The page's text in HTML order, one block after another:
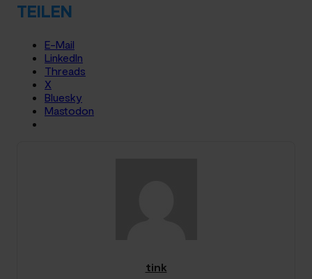
TEILEN
E-Mail
LinkedIn
Threads
X
Bluesky
Mastodon
tink